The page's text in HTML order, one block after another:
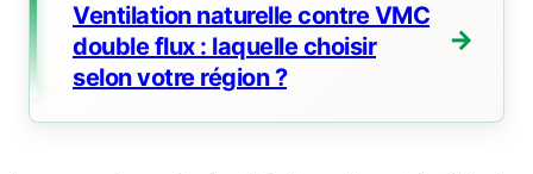
Ventilation naturelle contre VMC
double flux : laquelle choisir
selon votre région ?